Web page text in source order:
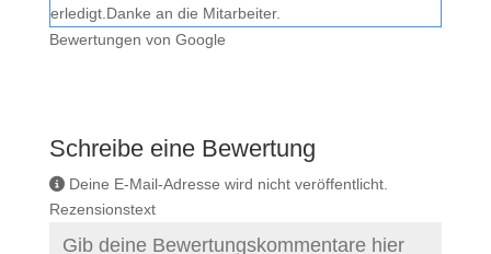
erledigt.Danke an die Mitarbeiter.
Bewertungen von Google
Schreibe eine Bewertung
Deine E-Mail-Adresse wird nicht veröffentlicht.
Rezensionstext